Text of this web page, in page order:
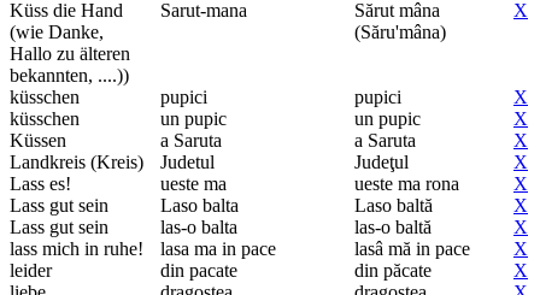
Küss die Hand
(wie Danke,
Hallo zu älteren
bekannten, ....))
Sarut-mana
Sărut mâna
(Săru'mâna)
X
küsschen pupici pupici
X
küsschen
un pupic un pupic
X
Küssen
a Saruta a Saruta
X
Landkreis (Kreis)
Judetul Judeţul
X
Lass es!
ueste ma ueste ma rona
X
Lass gut sein
Laso balta Laso baltă
X
Lass gut sein
las-o balta las-o baltă
X
lass mich in ruhe!
lasa ma in pace lasâ mă in pace
X
leider
din pacate din păcate
X